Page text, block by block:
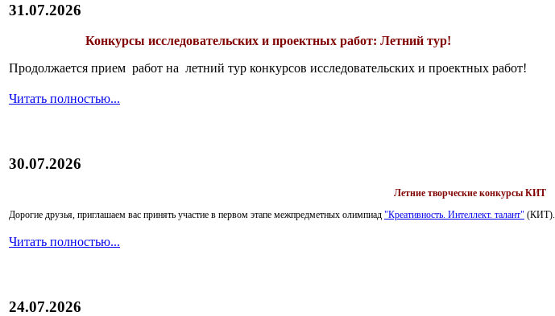
31.07.2026
Конкурсы исследовательских и проектных работ: Летний тур!
Продолжается прием работ на летний тур конкурсов исследовательских и проектных работ!
Читать полностью...
30.07.2026
Летние творческие конкурсы КИТ
Дорогие друзья, приглашаем вас принять участие в первом этапе межпредметных олимпиад "Креативность. Интеллект. талант" (КИТ).
Читать полностью...
24.07.2026